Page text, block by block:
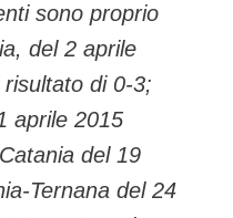
sono proprio
del 2 aprile
di 0-3;
aprile 2015
del 19
Ternana del 24